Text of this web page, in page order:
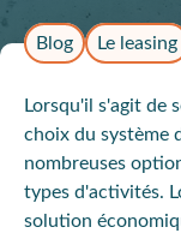
Blog Le leasing
Lorsqu'il s'agit de
choix du système
nombreuses
types d'activités.
solution